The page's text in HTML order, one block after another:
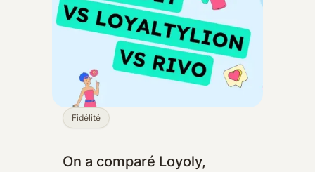
Fidélité
On a comparé Loyoly,